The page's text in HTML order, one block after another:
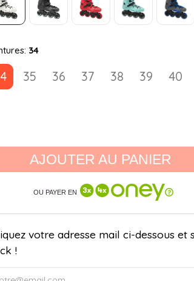
34
35 36 37 38 39 40
AJOUTER AU PANIER
OU PAYER EN
votre adresse mail ci-dessous
!